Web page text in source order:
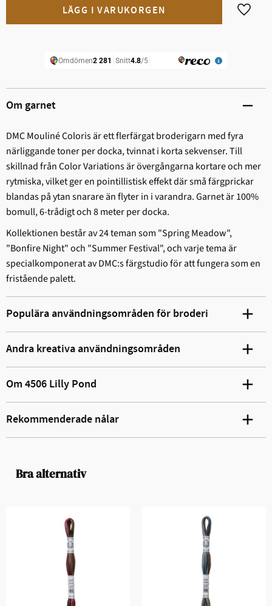
Lägg
Om garnet
DMC Mouliné Coloris är ett flerfärgat broderigarn med fyra
närliggande toner per docka, tvinnat i korta sekvenser. Till
skillnad från Color Variations är övergångarna kortare och mer
rytmiska, vilket ger en pointillistisk effekt där små färgprickar
blandas på ytan snarare än flyter in i varandra. Garnet är 100%
bomull, 6-trådigt och 8 meter per docka.
Kollektionen består av 24 teman som "Spring Meadow",
"Bonfire Night" och "Summer Festival", och varje tema är
specialkomponerat av DMC:s färgstudio för att fungera som en
fristående palett.
Populära användningsområden för broderi
Andra kreativa användningsområden
Om 4506 Lilly Pond
Rekommenderade nålar
Bra alternativ